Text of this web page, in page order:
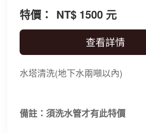
特價： NT$ 1500 元
查看詳情
水塔清洗(地下水兩噸以內)
備註：須洗水管才有此特價